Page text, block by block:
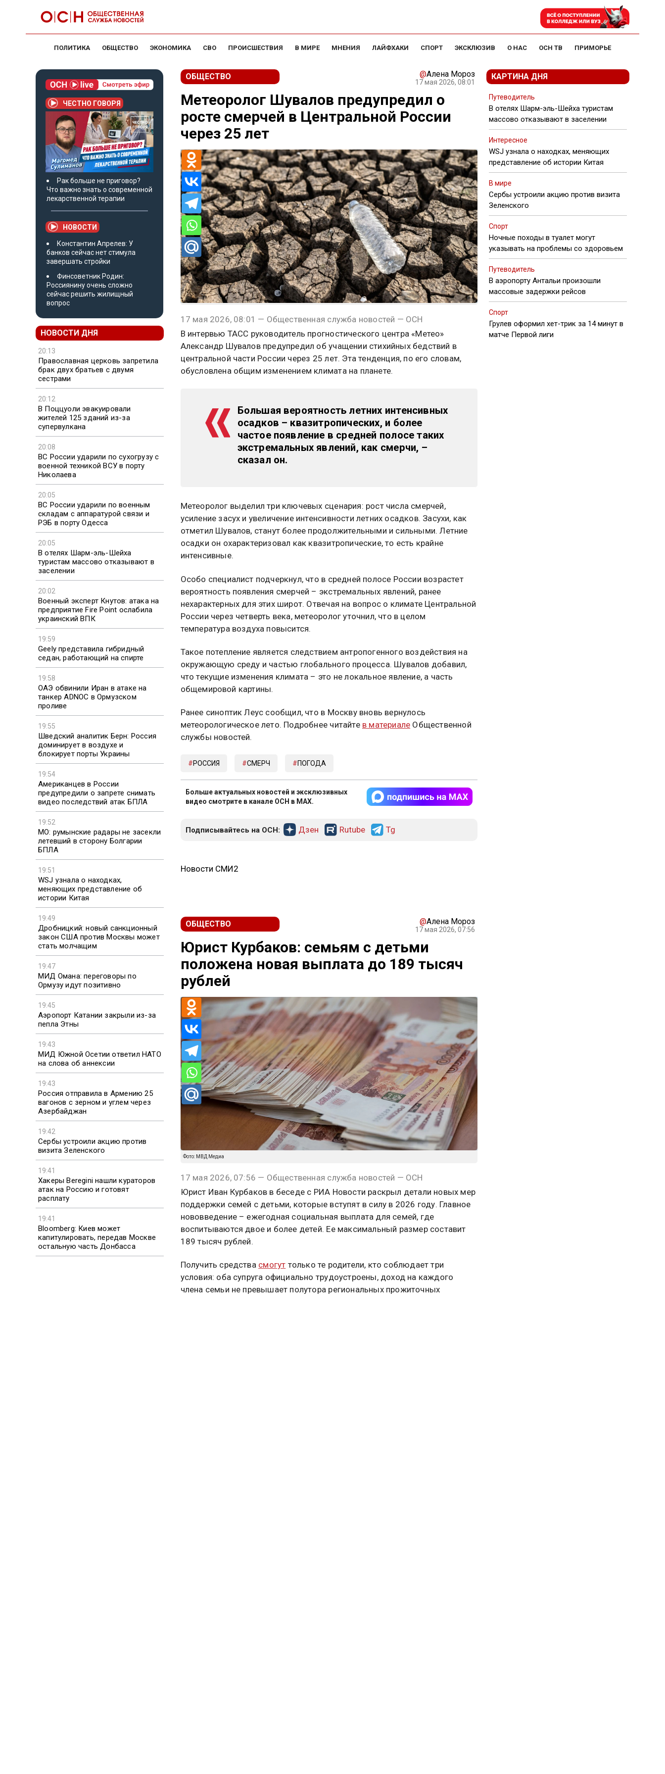
ПОЛИТИКА ОБЩЕСТВО ЭКОНОМИКА СВО ПРОИСШЕСТВИЯ В МИРЕ МНЕНИЯ ЛАЙФХАКИ СПОРТ ЭКСКЛЮЗИВ О НАС ОСН ТВ ПРИМОРЬЕ
ЧЕСТНО ГОВОРЯ
Рак больше не приговор?
Что важно знать о современной
лекарственной терапии
НОВОСТИ
Константин Апрелев: У
банков сейчас нет стимула
завершать стройки
Финсоветник Родин:
Россиянину очень сложно
сейчас решить жилищный
вопрос
НОВОСТИ ДНЯ
20:13
Православная церковь запретила
брак двух братьев с двумя
сестрами
20:12
В Поццуоли эвакуировали
жителей 125 зданий из-за
супервулкана
20:08
ВС России ударили по сухогрузу с
военной техникой ВСУ в порту
Николаева
20:05
ВС России ударили по военным
складам с аппаратурой связи и
РЭБ в порту Одесса
20:05
В отелях Шарм-эль-Шейха
туристам массово отказывают в
заселении
20:02
Военный эксперт Кнутов: атака на
предприятие Fire Point ослабила
украинский ВПК
19:59
Geely представила гибридный
седан, работающий на спирте
19:58
ОАЭ обвинили Иран в атаке на
танкер ADNOC в Ормузском
проливе
19:55
Шведский аналитик Берн: Россия
доминирует в воздухе и
блокирует порты Украины
19:54
Американцев в России
предупредили о запрете снимать
видео последствий атак БПЛА
19:52
МО: румынские радары не засекли
летевший в сторону Болгарии
БПЛА
19:51
WSJ узнала о находках,
меняющих представление об
истории Китая
19:49
Дробницкий: новый санкционный
закон США против Москвы может
стать молчащим
19:47
МИД Омана: переговоры по
Ормузу идут позитивно
19:45
Аэропорт Катании закрыли из-за
пепла Этны
19:43
МИД Южной Осетии ответил НАТО
на слова об аннексии
19:43
Россия отправила в Армению 25
вагонов с зерном и углем через
Азербайджан
19:42
Сербы устроили акцию против
визита Зеленского
19:41
Хакеры Beregini нашли кураторов
атак на Россию и готовят
расплату
19:41
Bloomberg: Киев может
капитулировать, передав Москве
остальную часть Донбасса
ОБЩЕСТВО @Алена Мороз
17 мая 2026, 08:01
Метеоролог Шувалов предупредил о
росте смерчей в Центральной России
через 25 лет
17 мая 2026, 08:01 — Общественная служба новостей — ОСН
В интервью ТАСС руководитель прогностического центра «Метео»
Александр Шувалов предупредил об учащении стихийных бедствий в
центральной части России через 25 лет. Эта тенденция, по его словам,
обусловлена общим изменением климата на планете.
Большая вероятность летних интенсивных
осадков – квазитропических, и более
частое появление в средней полосе таких
экстремальных явлений, как смерчи, –
сказал он.
Метеоролог выделил три ключевых сценария: рост числа смерчей,
усиление засух и увеличение интенсивности летних осадков. Засухи, как
отметил Шувалов, станут более продолжительными и сильными. Летние
осадки он охарактеризовал как квазитропические, то есть крайне
интенсивные.
Особо специалист подчеркнул, что в средней полосе России возрастет
вероятность появления смерчей – экстремальных явлений, ранее
нехарактерных для этих широт. Отвечая на вопрос о климате Центральной
России через четверть века, метеоролог уточнил, что в целом
температура воздуха повысится.
Такое потепление является следствием антропогенного воздействия на
окружающую среду и частью глобального процесса. Шувалов добавил,
что текущие изменения климата – это не локальное явление, а часть
общемировой картины.
Ранее синоптик Леус сообщил, что в Москву вновь вернулось
метеорологическое лето. Подробнее читайте в материале Общественной
службы новостей.
РОССИЯ СМЕРЧ ПОГОДА
Больше актуальных новостей и эксклюзивных
видео смотрите в канале ОСН в MAX.
Подписывайтесь на ОСН: Дзен Rutube Tg
Новости СМИ2
ОБЩЕСТВО @Алена Мороз
17 мая 2026, 07:56
Юрист Курбаков: семьям с детьми
положена новая выплата до 189 тысяч
рублей
Фото: МВД Медиа
17 мая 2026, 07:56 — Общественная служба новостей — ОСН
Юрист Иван Курбаков в беседе с РИА Новости раскрыл детали новых мер
поддержки семей с детьми, которые вступят в силу в 2026 году. Главное
нововведение – ежегодная социальная выплата для семей, где
воспитываются двое и более детей. Ее максимальный размер составит
189 тысяч рублей.
Получить средства смогут только те родители, кто соблюдает три
условия: оба супруга официально трудоустроены, доход на каждого
члена семьи не превышает полутора региональных прожиточных
КАРТИНА ДНЯ
Путеводитель
В отелях Шарм-эль-Шейха туристам
массово отказывают в заселении
Интересное
WSJ узнала о находках, меняющих
представление об истории Китая
В мире
Сербы устроили акцию против визита
Зеленского
Спорт
Ночные походы в туалет могут
указывать на проблемы со здоровьем
Путеводитель
В аэропорту Антальи произошли
массовые задержки рейсов
Спорт
Грулев оформил хет-трик за 14 минут в
матче Первой лиги